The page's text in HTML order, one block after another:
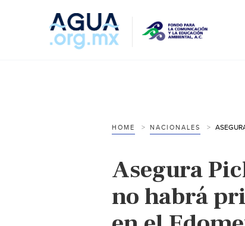
HOME NACIONALES
Asegura
no habrá